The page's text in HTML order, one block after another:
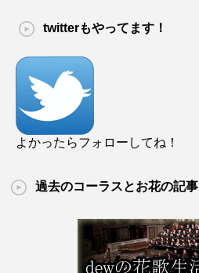
twitterもやってます！
よかったらフォローしてね！
過去のコーラスとお花の記事